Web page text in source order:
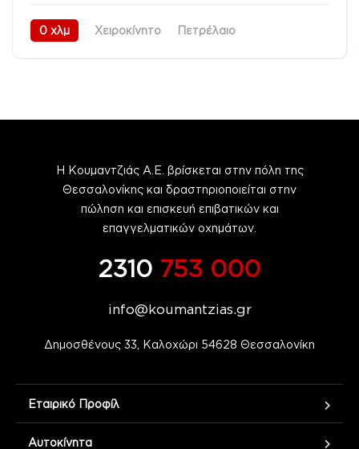
0 χλμ Χειροκίνητο
Πετρέλαιο
Η Κουμαντζιάς Α.Ε. βρίσκεται στην πόλη της
Θεσσαλονίκης και δραστηριοποιείται στην
πώληση και επισκευή επιβατικών και
επαγγελματικών οχημάτων.
2310 753 000
info@koumantzias.gr
Δημοσθένους 33, Καλοχώρι 54628 Θεσσαλονίκη
Εταιρικό Προφίλ
Αυτοκίνητα